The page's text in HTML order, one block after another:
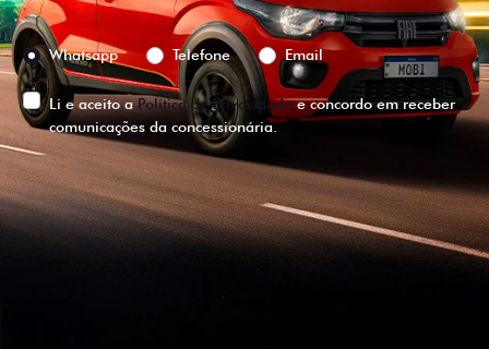
Preferência de contato:
Whatsapp
Telefone Email
Li e aceito aPolítica de Privacidadee concordo em receber
comunicações da concessionária.
ENTRAR EM CONTATO